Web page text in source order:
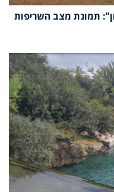
תמונת מצב השריפות